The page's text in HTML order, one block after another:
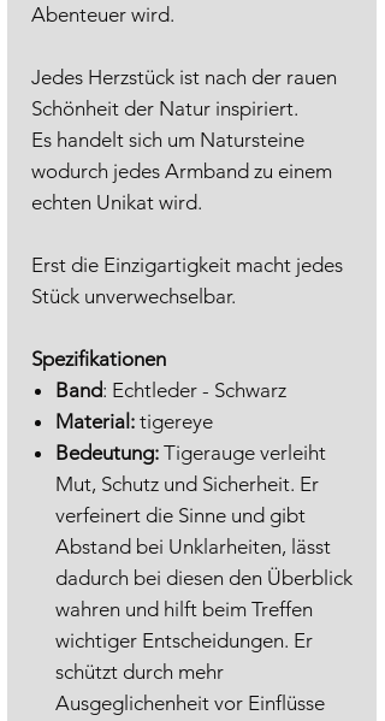
Abenteuer wird.
Jedes Herzstück ist nach der rauen
Schönheit der Natur inspiriert.
Es handelt sich um Natursteine
wodurch jedes Armband zu einem
echten Unikat wird.
Erst die Einzigartigkeit macht jedes
Stück unverwechselbar.
Spezifikationen
Band: Echtleder - Schwarz
Material: tigereye
Bedeutung: Tigerauge verleiht
Mut, Schutz und Sicherheit. Er
verfeinert die Sinne und gibt
Abstand bei Unklarheiten, lässt
dadurch bei diesen den Überblick
wahren und hilft beim Treffen
wichtiger Entscheidungen. Er
schützt durch mehr
Ausgeglichenheit vor Einflüsse